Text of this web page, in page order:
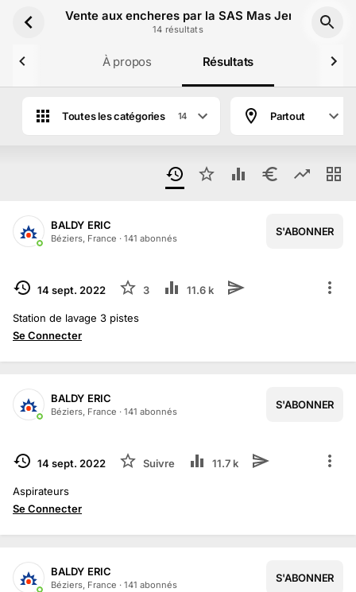
Vente aux encheres par la SAS Mas Jeremie
14 résultats
À propos Résultats
Toutes les catégories 14 Partout
BALDY ERIC
Béziers, France · 141 abonnés
S'ABONNER
TERMINÉ
1/4
14 sept. 2022 3 11.6 k
Station de lavage 3 pistes
Se Connecter
BALDY ERIC
Béziers, France · 141 abonnés
S'ABONNER
TERMINÉ
1/2
14 sept. 2022 Suivre 11.7 k
Aspirateurs
Se Connecter
BALDY ERIC
Béziers, France · 141 abonnés
S'ABONNER